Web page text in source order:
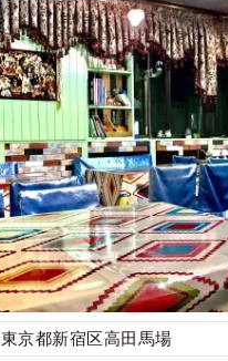
東京都新宿区高田馬場